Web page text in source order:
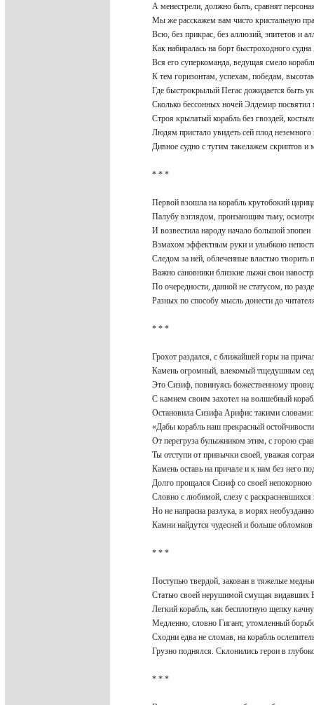
А менестрели, должно быть, сравнят
Мы же расскажем вам чисто кристальную
Всю, без прикрас, без аллюзий, эпитетов и
Как набиралась на борт быстроходного
Вся его суперкоманда, ведущая смело
К тем горизонтам, успехам, победам,
Где быстрокрылый Пегас дожидается быть
Сколько бессонных ночей Элдемир
Строя крылатый корабль без гвоздей,
Людям пристало увидеть сей плод
Дивное судно с тугим такелажем скриптов
* * *
Первой взошла на корабль крутобокий
Палубу взглядом, пронзающим тьму,
И возвестила народу начало большой эпопеи
Взмахом эффектным руки и улыбкою
Следом за ней, облеченные властью творить
Важно сановники близкие лыжи свои
По очередности, данной не статусом, но
Разных по способу мысль донести до
* * *
Грохот раздался, с ближайшей горы на
Камень огромный, влекомый тщедушным
Это Сизиф, повинуясь божественному
С камнем своим захотел на волшебный
Остановила Сизифа Арифис такими
«Дабы корабль наш прекрасный
От перегруза булыжником этим, с горою
Ты отступи от привычки своей, уважая
Камень оставь на причале и к нам без него
Долго прощался Сизиф со своей
Словно с любимой, слезу с
Но не напрасна разлука, в морях
Камни найдутся чудесней и больше
* * *
Поступью твердой, закован в тяжелые
Статью своей нерушимой смущая видавших
Легкий корабль, как бесплотную щепку
Медленно, словно Гигант, утомленный
Сходни едва не сломав, на корабль
Грузно поднялся. Склонились герои в
* * *